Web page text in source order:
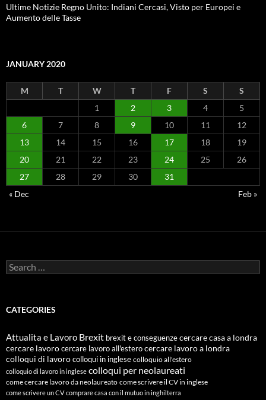
Ultime Notizie Regno Unito: Indiani Cercasi, Visto per Europei e
Aumento delle Tasse
JANUARY 2020
M T W T F S
S
1
2 3 4
5
6
7 8 9 10 11
12
13
14 15 16 17 18
19
20
21 22 23 24 25
26
27
28 29 30
31
« Dec
Feb »
Search
for:
CATEGORIES
Attualita e Lavoro Brexit brexit e conseguenzecercare casa a londra
cercare lavorocercare lavoro all'esterocercare lavoro a londra
colloqui di lavorocolloqui in inglese colloquio all'estero
colloquio di lavoro in inglese colloqui per neolaureati
come cercare lavoro da neolaureato come scrivere il CV in inglese
come scrivere un CV comprare casa con il mutuo in inghilterra